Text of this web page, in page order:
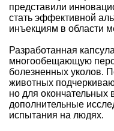
представили
стать эффективной
инъекциям в области
Разработанная
многообещающую
болезненных уколов.
животных
но для окончательных
дополнительные
испытания на людях.